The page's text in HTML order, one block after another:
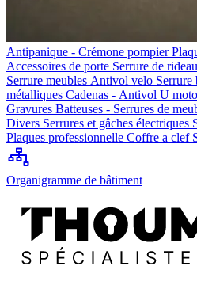
Antipanique - Crémone pompier
Accessoires de porte Serrure de
Serrure meubles Antivol velo Serrure
métalliques Cadenas - Antivol U moto
Gravures Batteuses - Serrures de
Divers Serrures et gâches électriques
Plaques professionnelle Coffre a clef
Organigramme de bâtiment